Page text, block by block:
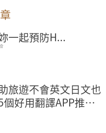
一起預防H...
旅遊不會英文日文也
個好用翻譯APP推